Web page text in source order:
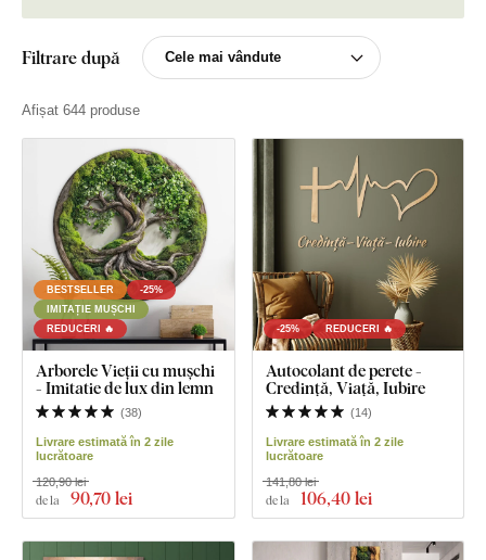
Filtrare după
Afișat 644 produse
BESTSELLER
-25%
IMITAȚIE MUȘCHI
REDUCERI 🔥
Arborele Vieții cu mușchi
- Imitatie de lux din lemn
(38)
Livrare estimată în 2 zile
lucrătoare
de la 90,70 lei
120,90 lei
-25% REDUCERI 🔥
Autocolant de perete -
Credință, Viață, Iubire
(14)
Livrare estimată în 2 zile
lucrătoare
de la 106,40 lei
141,80 lei